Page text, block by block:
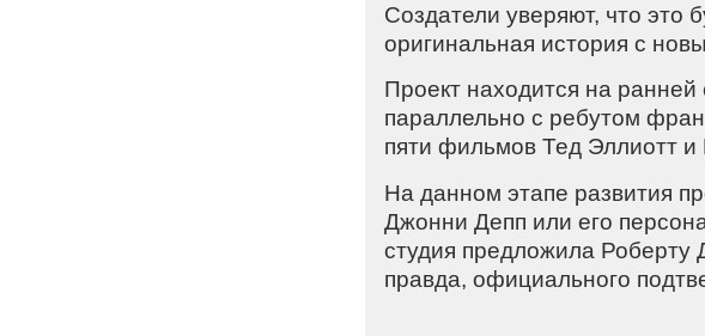
Создатели уверяют, что
оригинальная история с
Проект находится на ранней
параллельно с ребутом
пяти фильмов Тед Эллиотт и
На данном этапе развития
Джонни Депп или его
студия предложила Роберту
правда, официального